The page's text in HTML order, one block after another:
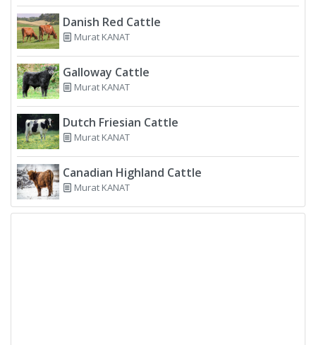
Danish Red Cattle
Murat KANAT
Galloway Cattle
Murat KANAT
Dutch Friesian Cattle
Murat KANAT
Canadian Highland Cattle
Murat KANAT